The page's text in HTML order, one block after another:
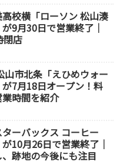
高校横「ローソン 松山湊
9月30日で営業終了｜
閉店
山市北条「えひめウォー
7月18日オープン！料
時間を紹介
ターバックス コーヒー
10月26日で営業終了｜
跡地の今後にも注目